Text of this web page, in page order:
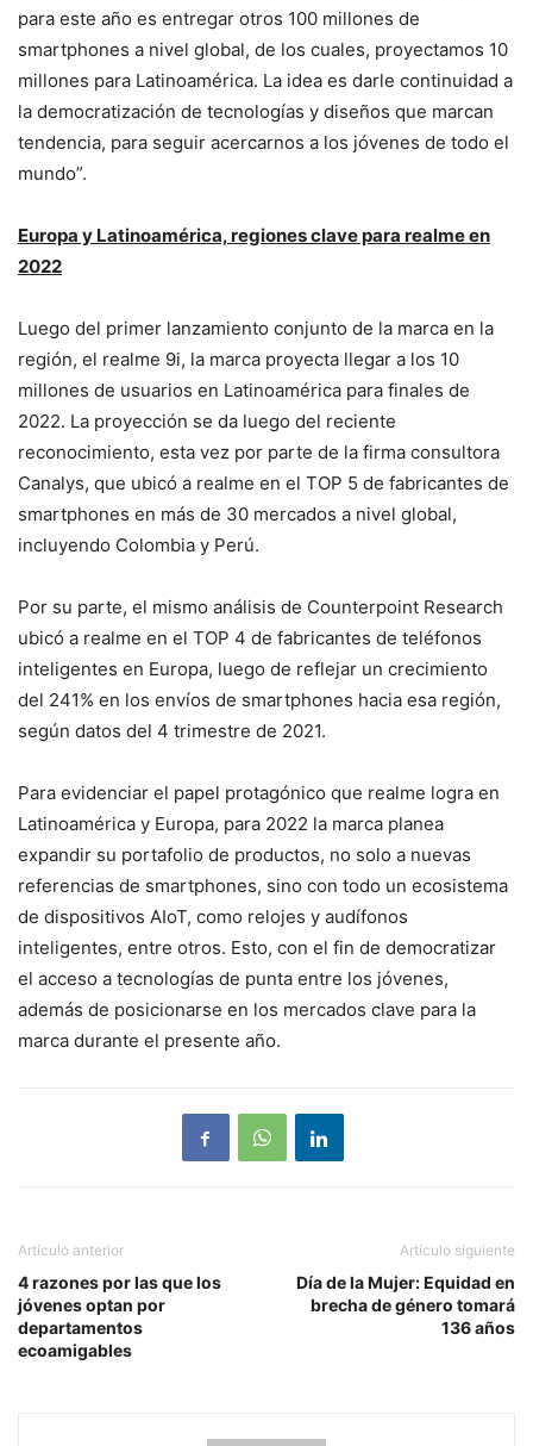
para este año es entregar otros 100 millones de
smartphones a nivel global, de los cuales, proyectamos 10
millones para Latinoamérica. La idea es darle continuidad a
la democratización de tecnologías y diseños que marcan
tendencia, para seguir acercarnos a los jóvenes de todo el
mundo”.
Europa y Latinoamérica, regiones clave para realme en
2022
Luego del primer lanzamiento conjunto de la marca en la
región, el realme 9i, la marca proyecta llegar a los 10
millones de usuarios en Latinoamérica para finales de
2022. La proyección se da luego del reciente
reconocimiento, esta vez por parte de la firma consultora
Canalys, que ubicó a realme en el TOP 5 de fabricantes de
smartphones en más de 30 mercados a nivel global,
incluyendo Colombia y Perú.
Por su parte, el mismo análisis de Counterpoint Research
ubicó a realme en el TOP 4 de fabricantes de teléfonos
inteligentes en Europa, luego de reflejar un crecimiento
del 241% en los envíos de smartphones hacia esa región,
según datos del 4 trimestre de 2021.
Para evidenciar el papel protagónico que realme logra en
Latinoamérica y Europa, para 2022 la marca planea
expandir su portafolio de productos, no solo a nuevas
referencias de smartphones, sino con todo un ecosistema
de dispositivos AIoT, como relojes y audífonos
inteligentes, entre otros. Esto, con el fin de democratizar
el acceso a tecnologías de punta entre los jóvenes,
además de posicionarse en los mercados clave para la
marca durante el presente año.
Artículo anterior
4 razones por las que los
jóvenes optan por
departamentos
ecoamigables
Artículo siguiente
Día de la Mujer: Equidad en
brecha de género tomará
136 años